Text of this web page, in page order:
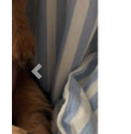
Previous